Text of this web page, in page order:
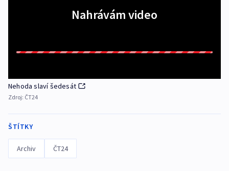
Nahrávám video
Nehoda slaví šedesát
Zdroj: ČT24
ŠTÍTKY
Archiv ČT24